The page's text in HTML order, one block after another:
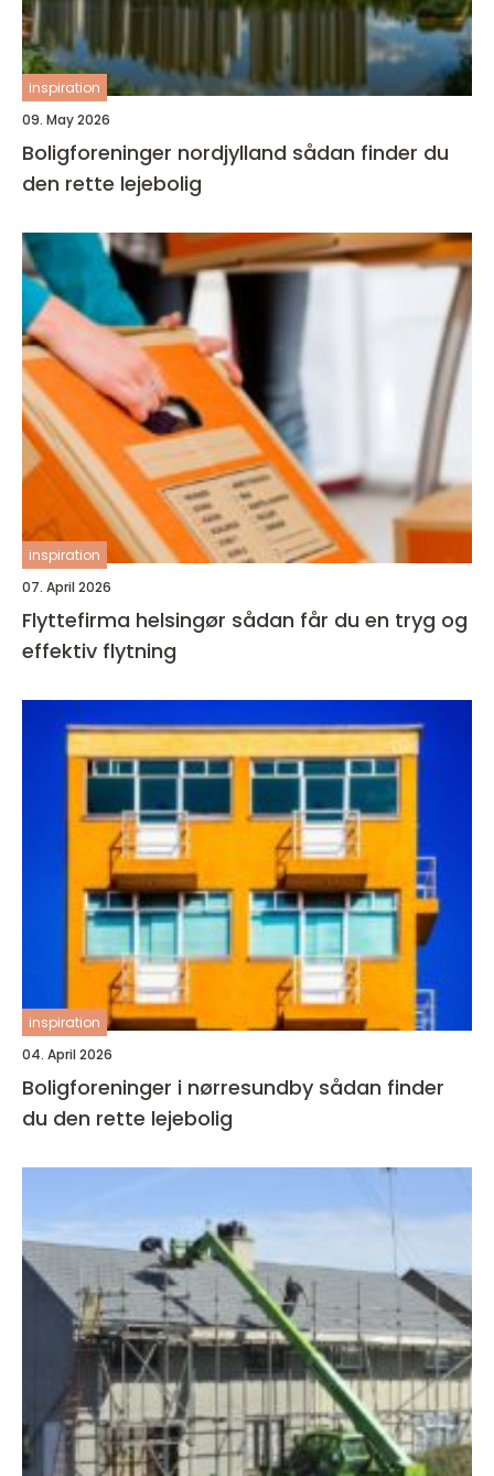
inspiration
09. May 2026
Boligforeninger nordjylland sådan finder du
den rette lejebolig
inspiration
07. April 2026
Flyttefirma helsingør sådan får du en tryg og
effektiv flytning
inspiration
04. April 2026
Boligforeninger i nørresundby sådan finder
du den rette lejebolig